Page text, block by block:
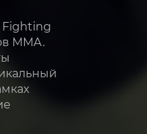
Fighting
ММА.